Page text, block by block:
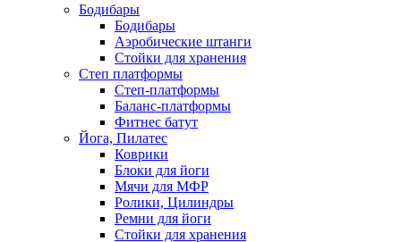
Бодибары
Бодибары
Аэробические штанги
Стойки для хранения
Степ платформы
Степ-платформы
Баланс-платформы
Фитнес батут
Йога, Пилатес
Коврики
Блоки для йоги
Мячи для МФР
Ролики, Цилиндры
Ремни для йоги
Стойки для хранения